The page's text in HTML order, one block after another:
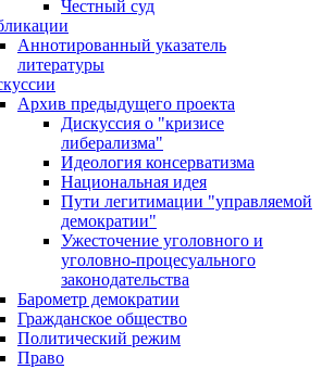
Честный суд
Аннотированный указатель
литературы
Архив предыдущего проекта
Дискуссия о "кризисе
либерализма"
Идеология консерватизма
Национальная идея
Пути легитимации "управляемой
демократии"
Ужесточение уголовного и
уголовно-процесуального
законодательства
Барометр демократии
Гражданское общество
Политический режим
Право